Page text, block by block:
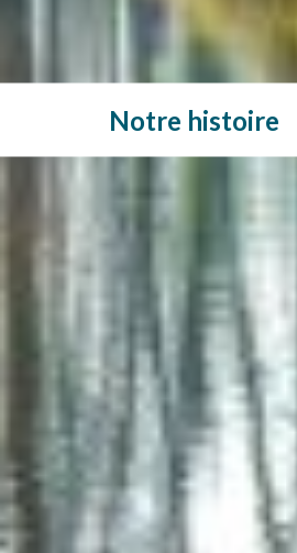
Notre histoire